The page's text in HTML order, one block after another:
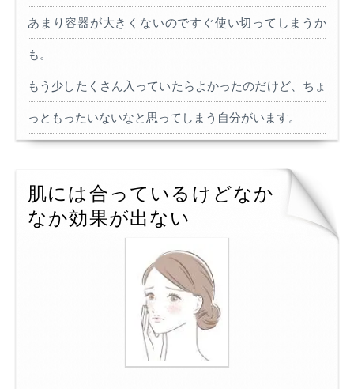
あまり容器が大きくないのですぐ使い切ってしまうか
も。
もう少したくさん入っていたらよかったのだけど、ちょ
っともったいないなと思ってしまう自分がいます。
肌には合っているけどなか
なか効果が出ない